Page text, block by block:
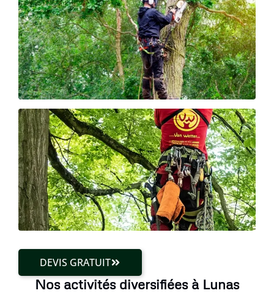
DEVIS GRATUIT
Nos activités diversifiées à Lunas